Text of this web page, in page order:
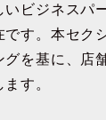
いビジネスパ
す。本セク
グを基に、店
す。